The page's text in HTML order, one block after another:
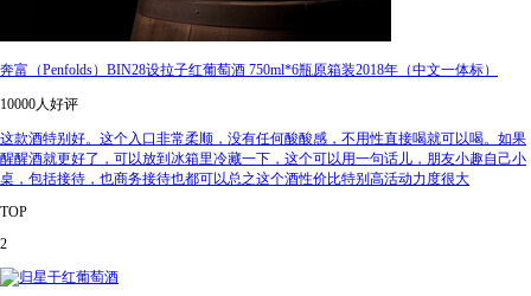
奔富（Penfolds）BIN28设拉子红葡萄酒 750ml*6瓶原箱装2018年（中文一体标）
10000人好评
这款酒特别好。这个入口非常柔顺，没有任何酸酸感，不用性直接喝就可以喝。如果
醒醒酒就更好了，可以放到冰箱里冷藏一下，这个可以用一句话儿，朋友小趣自己小
桌，包括接待，也商务接待也都可以总之这个酒性价比特别高活动力度很大
TOP
2